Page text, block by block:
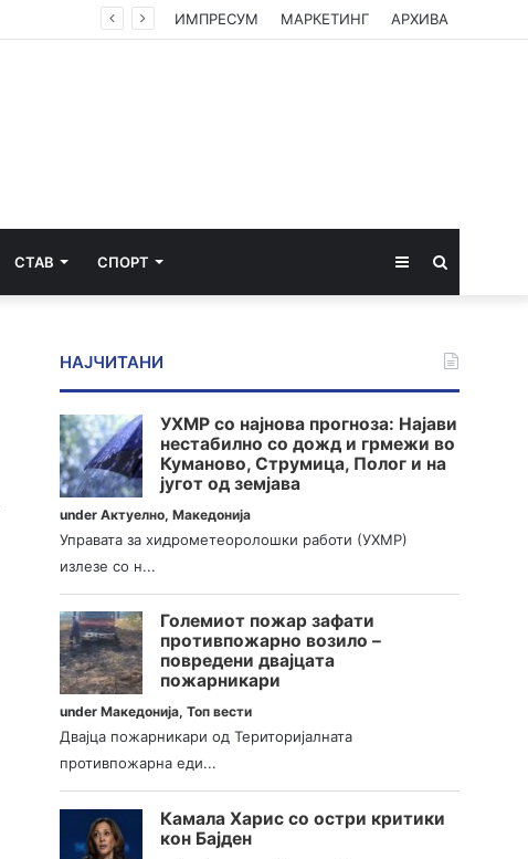
ИМПРЕСУМ МАРКЕТИНГ АРХИВА
СТАВ СПОРТ Sidebar
НАЈЧИТАНИ
УХМР со најнова прогноза: Најави
нестабилно со дожд и грмежи во
Куманово, Струмица, Полог и на
југот од земјава
underАктуелно,Македонија
Управата за хидрометеоролошки работи (УХМР)
излезе со н...
Големиот пожар зафати
противпожарно возило –
повредени двајцата
пожарникари
underМакедонија,Топ вести
Двајца пожарникари од Територијалната
противпожарна еди...
Камала Харис со остри критики
кон Бајден